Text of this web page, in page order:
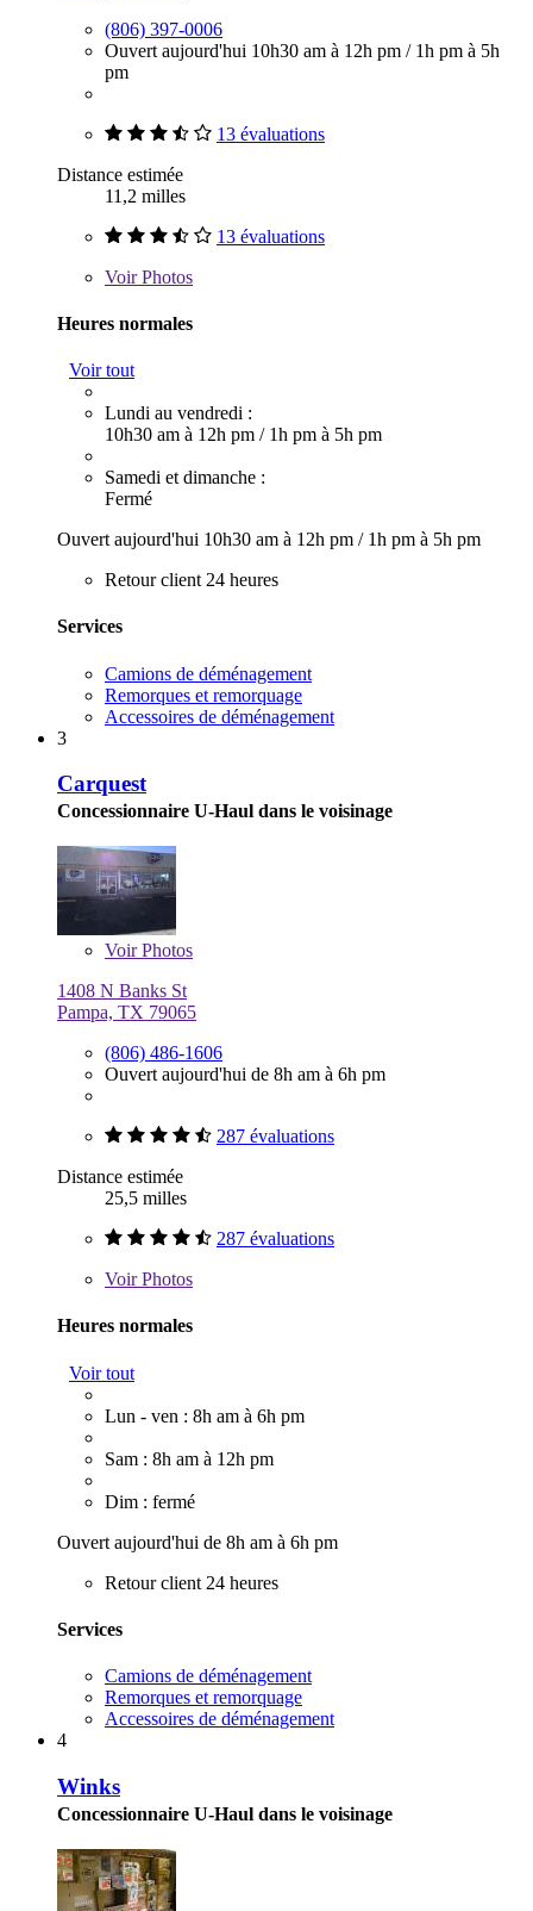
(806) 397-0006
Ouvert aujourd'hui 10h30 am à 12h pm / 1h pm à 5h
pm
13 évaluations
Distance estimée
11,2 milles
13 évaluations
VoirPhotos
Heures normales
Voir tout
Lundi au vendredi :
10h30 am à 12h pm / 1h pm à 5h pm
Samedi et dimanche :
Fermé
Ouvert aujourd'hui 10h30 am à 12h pm / 1h pm à 5h pm
Retour client 24 heures
Services
Camions de déménagement
Remorques et remorquage
Accessoires de déménagement
3
Carquest
Concessionnaire U-Haul dans le voisinage
VoirPhotos
1408 N Banks St
Pampa, TX 79065
(806) 486-1606
Ouvert aujourd'hui de 8h am à 6h pm
287 évaluations
Distance estimée
25,5 milles
287 évaluations
VoirPhotos
Heures normales
Voir tout
Lun - ven : 8h am à 6h pm
Sam : 8h am à 12h pm
Dim : fermé
Ouvert aujourd'hui de 8h am à 6h pm
Retour client 24 heures
Services
Camions de déménagement
Remorques et remorquage
Accessoires de déménagement
4
Winks
Concessionnaire U-Haul dans le voisinage